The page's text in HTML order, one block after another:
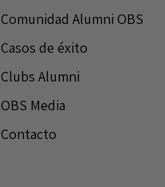
Comunidad Alumni OBS
Casos de éxito
Clubs Alumni
OBS Media
Contacto